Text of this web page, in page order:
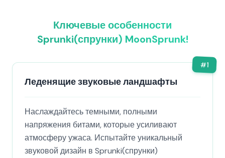
Ключевые особенности
Sprunki(спрунки) MoonSprunk!
#1
Леденящие звуковые ландшафты
Наслаждайтесь темными, полными
напряжения битами, которые усиливают
атмосферу ужаса. Испытайте уникальный
звуковой дизайн в Sprunki(спрунки)